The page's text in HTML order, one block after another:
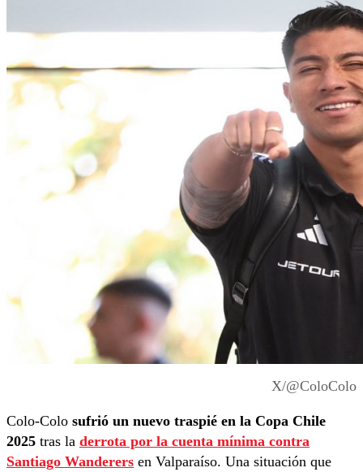
X/@ColoColo
Colo-Colo sufrió un nuevo traspié en la Copa Chile
2025 tras la derrota por la cuenta mínima contra
Santiago Wanderers en Valparaíso. Una situación que